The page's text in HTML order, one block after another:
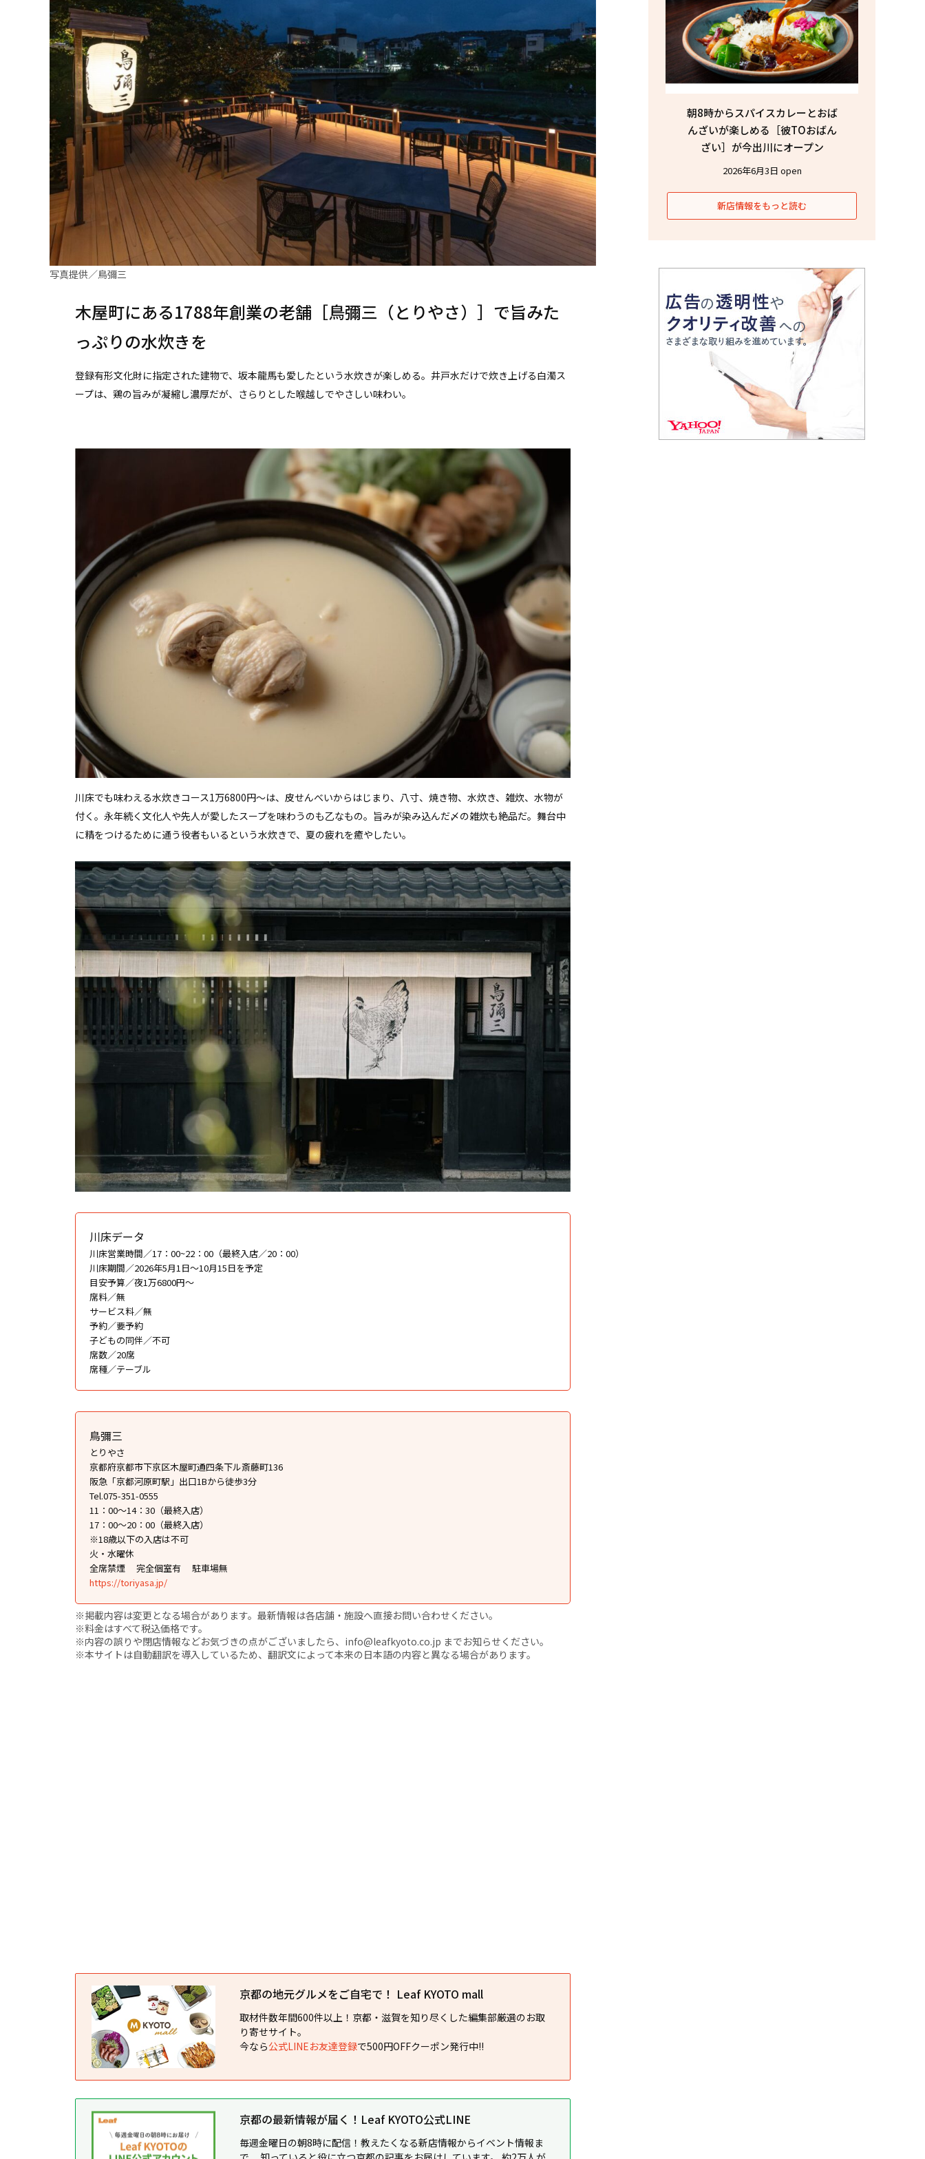
写真提供／鳥彌三
木屋町にある1788年創業の老舗［鳥彌三（とりやさ）］で旨みた
っぷりの水炊きを
登録有形文化財に指定された建物で、坂本龍馬も愛したという水炊きが楽しめる。井戸水だけで炊き上げる白濁ス
ープは、鶏の旨みが凝縮し濃厚だが、さらりとした喉越しでやさしい味わい。
川床でも味わえる水炊きコース1万6800円〜は、皮せんべいからはじまり、八寸、焼き物、水炊き、雑炊、水物が
付く。永年続く文化人や先人が愛したスープを味わうのも乙なもの。旨みが染み込んだ〆の雑炊も絶品だ。舞台中
に精をつけるために通う役者もいるという水炊きで、夏の疲れを癒やしたい。
川床データ
川床営業時間／17：00~22：00（最終入店／20：00）
川床期間／2026年5月1日〜10月15日を予定
目安予算／夜1万6800円〜
席料／無
サービス料／無
予約／要予約
子どもの同伴／不可
席数／20席
席種／テーブル
鳥彌三
とりやさ
京都府京都市下京区木屋町通四条下ル斎藤町136
阪急「京都河原町駅」出口1Bから徒歩3分
Tel.075-351-0555
11：00〜14：30（最終入店）
17：00〜20：00（最終入店）
※18歳以下の入店は不可
火・水曜休
全席禁煙
完全個室有
駐車場無
https://toriyasa.jp/
※掲載内容は変更となる場合があります。最新情報は各店舗・施設へ直接お問い合わせください。
※料金はすべて税込価格です。
※内容の誤りや閉店情報などお気づきの点がございましたら、info@leafkyoto.co.jp までお知らせください。
※本サイトは自動翻訳を導入しているため、翻訳文によって本来の日本語の内容と異なる場合があります。
京都の地元グルメをご自宅で！ Leaf KYOTO mall
取材件数年間600件以上！京都・滋賀を知り尽くした編集部厳選のお取
り寄せサイト。
今なら公式LINEお友達登録で500円OFFクーポン発行中!!
京都の最新情報が届く！Leaf KYOTO公式LINE
毎週金曜日の朝8時に配信！教えたくなる新店情報からイベント情報ま
朝8時からスパイスカレーとおば
んざいが楽しめる［彼TOおばん
ざい］が今出川にオープン
2026年6月3日 open
新店情報をもっと読む